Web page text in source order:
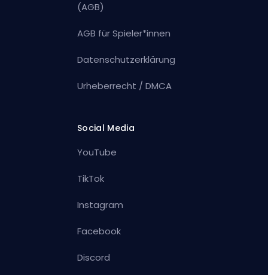
(AGB)
AGB für Spieler*innen
Datenschutzerklärung
Urheberrecht / DMCA
Social Media
YouTube
TikTok
Instagram
Facebook
Discord